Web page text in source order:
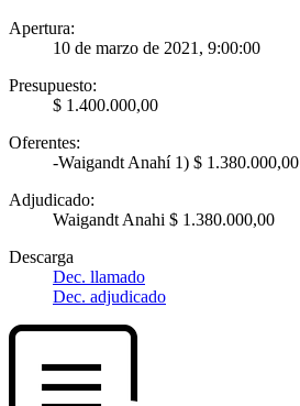
Apertura:
10 de marzo de 2021, 9:00:00
Presupuesto:
$ 1.400.000,00
Oferentes:
-Waigandt Anahí 1) $ 1.380.000,00
Adjudicado:
Waigandt Anahi $ 1.380.000,00
Descarga
Dec. llamado
Dec. adjudicado